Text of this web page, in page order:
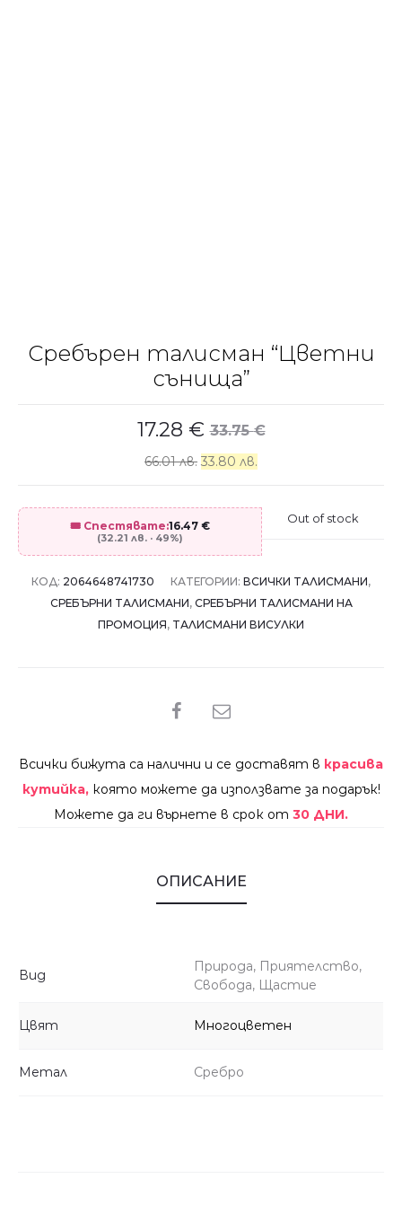
Сребърен талисман “Цветни
сънища”
33.75€
17.28 €
66.01 лв. 33.80 лв.
🎟️ Спестявате:16.47 €
(32.21 лв. · 49%)
Out of stock
КОД: 2064648741730 КАТЕГОРИИ: ВСИЧКИ ТАЛИСМАНИ,
СРЕБЪРНИ ТАЛИСМАНИ, СРЕБЪРНИ ТАЛИСМАНИ НА
ПРОМОЦИЯ, ТАЛИСМАНИ ВИСУЛКИ
SHARE
Всички бижута са налични и се доставят в красива
кутийка, която можете да използвате за подарък!
Можете да ги върнете в срок от 30 ДНИ.
ОПИСАНИЕ
Вид
Природа, Приятелство,
Свобода, Щастие
Цвят Многоцветен
Метал Сребро